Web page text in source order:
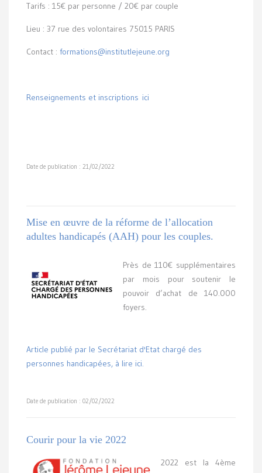
Tarifs : 15€ par personne / 20€ par couple
Lieu : 37 rue des volontaires 75015 PARIS
Contact : formations@institutlejeune.org
Renseignements et inscriptions ici
Date de publication : 21/02/2022
Mise en œuvre de la réforme de l’allocation
adultes handicapés (AAH) pour les couples.
Près de 110€ supplémentaires
par mois pour soutenir le
pouvoir d’achat de 140.000
foyers.
Article publié par le Secrétariat d'Etat chargé des
personnes handicapées, à lire ici.
Date de publication : 02/02/2022
Courir pour la vie 2022
2022 est la 4ème